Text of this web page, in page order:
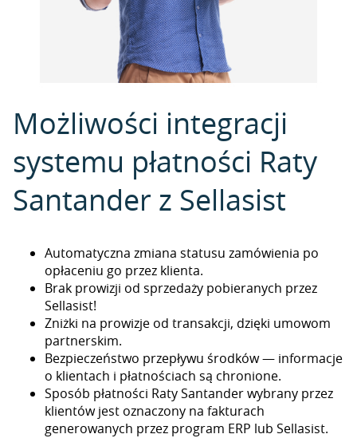
Możliwości integracji
systemu płatności Raty
Santander z Sellasist
Automatyczna zmiana statusu zamówienia po
opłaceniu go przez klienta.
Brak prowizji od sprzedaży pobieranych przez
Sellasist!
Zniżki na prowizje od transakcji, dzięki umowom
partnerskim.
Bezpieczeństwo przepływu środków — informacje
o klientach i płatnościach są chronione.
Sposób płatności Raty Santander wybrany przez
klientów jest oznaczony na fakturach
generowanych przez program ERP lub Sellasist.